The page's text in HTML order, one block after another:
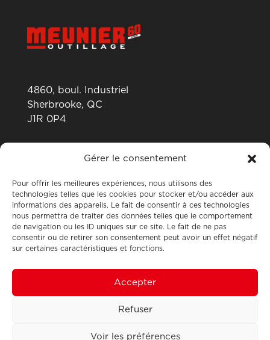
Gérer le consentement
Pour offrir les meilleures expériences, nous utilisons des
technologies telles que les cookies pour stocker et/ou accéder aux
informations des appareils. Le fait de consentir à ces technologies
nous permettra de traiter des données telles que le comportement
de navigation ou les ID uniques sur ce site. Le fait de ne pas
consentir ou de retirer son consentement peut avoir un effet négatif
sur certaines caractéristiques et fonctions.
Accepter
Refuser
Voir les préférences
4860, boul. Industriel
Sherbrooke, QC
J1R 0P4
819 820-0487